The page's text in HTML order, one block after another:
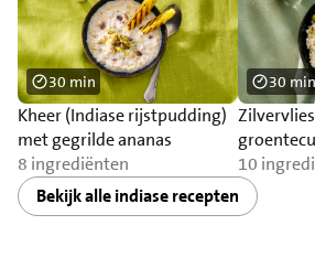
Kheer (Indiase rijstpudding)
met gegrilde ananas
8 ingrediënten
30 min
10
30 min
Bekijk alle indiase recepten